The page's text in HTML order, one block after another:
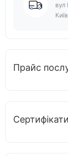
вул
Прайс
Сертифікати